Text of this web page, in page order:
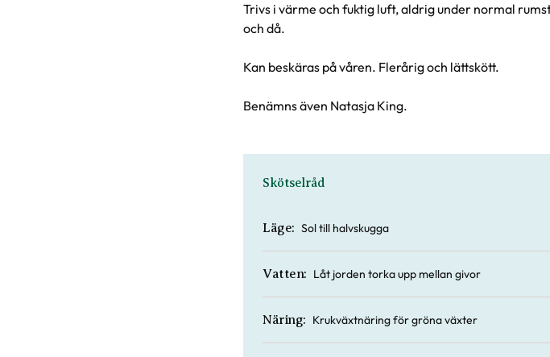
Trivs i värme och fuktig luft, aldrig under normal
och då.
Kan beskäras på våren. Flerårig och lättskött.
Benämns även Natasja King.
Skötselråd
Läge: Sol till halvskugga
Vatten: Låt jorden torka upp mellan givor
Näring: Krukväxtnäring för gröna växter